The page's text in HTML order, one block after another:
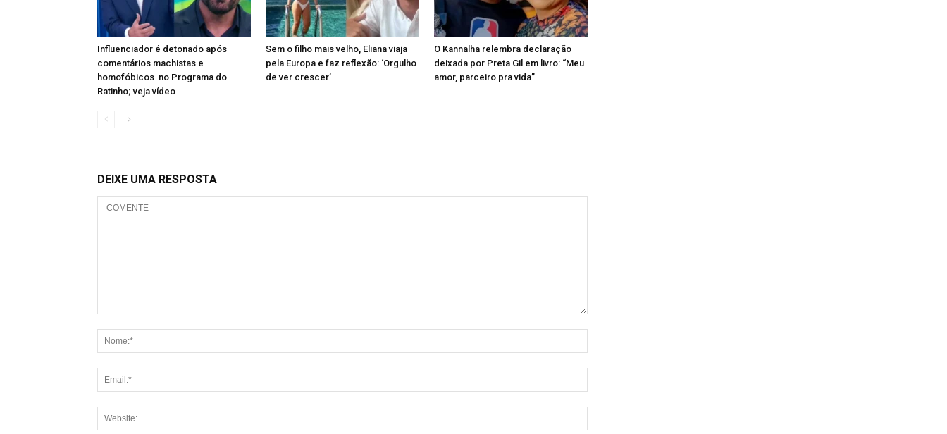
Influenciador é detonado após
comentários machistas e
homofóbicos no Programa do
Ratinho; veja vídeo
Sem o filho mais velho, Eliana viaja
pela Europa e faz reflexão: ‘Orgulho
de ver crescer’
O Kannalha relembra declaração
deixada por Preta Gil em livro: “Meu
amor, parceiro pra vida”
DEIXE UMA RESPOSTA